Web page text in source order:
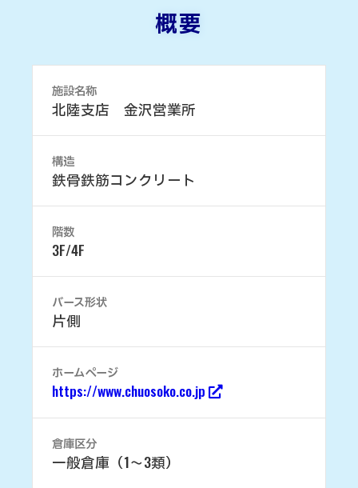
概要
施設名称
北陸支店 金沢営業所
構造
鉄骨鉄筋コンクリート
階数
3F/4F
バース形状
片側
ホームページ
https://www.chuosoko.co.jp
倉庫区分
一般倉庫（1～3類）